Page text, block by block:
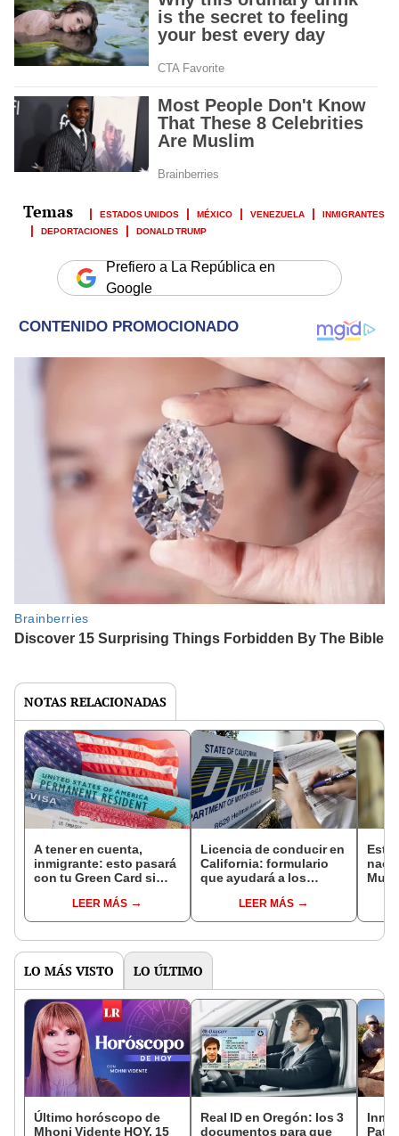
ESTADOS UNIDOS MÉXICO VENEZUELA
INMIGRANTES
DEPORTACIONES
DONALD TRUMP
Prefiero a La República en
Google
NOTAS RELACIONADAS
A tener en cuenta,
inmigrante: esto pasará
con tu Green Card si
Unidos, según USCIS
LEER MÁS
Licencia de conducir en
California: formulario
que ayudará a los
los accidentes de
tránsito, según el DMV
LEER MÁS
2002
LO MÁS VISTO LO ÚLTIMO
Último horóscopo de
Mhoni Vidente HOY, 15
Real ID en Oregón: los 3
documentos para que